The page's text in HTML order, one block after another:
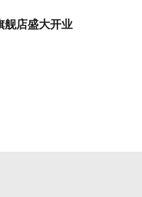
店盛大开业